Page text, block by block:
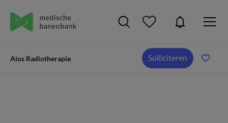
Aios Radiotherapie Solliciteren